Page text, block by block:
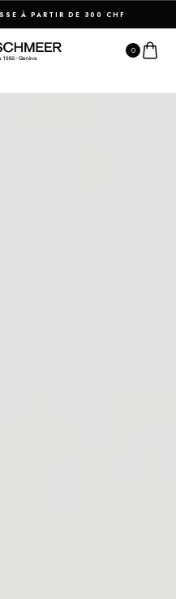
À PARTIR DE 300 CHF
0